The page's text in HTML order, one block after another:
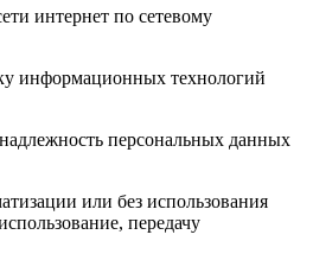
интернет по сетевому
информационных технологий
персональных данных
или без использования
передачу